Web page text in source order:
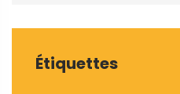
Étiquettes